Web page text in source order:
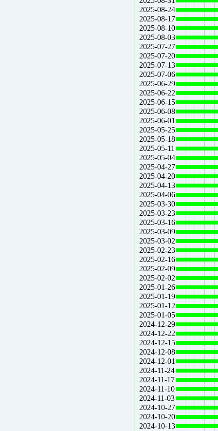
2025-08-24
2025-08-17
2025-08-10
2025-08-03
2025-07-27
2025-07-20
2025-07-13
2025-07-06
2025-06-29
2025-06-22
2025-06-15
2025-06-08
2025-06-01
2025-05-25
2025-05-18
2025-05-11
2025-05-04
2025-04-27
2025-04-20
2025-04-13
2025-04-06
2025-03-30
2025-03-23
2025-03-16
2025-03-09
2025-03-02
2025-02-23
2025-02-16
2025-02-09
2025-02-02
2025-01-26
2025-01-19
2025-01-12
2025-01-05
2024-12-29
2024-12-22
2024-12-15
2024-12-08
2024-12-01
2024-11-24
2024-11-17
2024-11-10
2024-11-03
2024-10-27
2024-10-20
2024-10-13